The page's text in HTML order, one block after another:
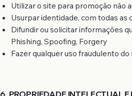
Utilizar o site para promoção não
Usurpar identidade, com todas as
Difundir ou solicitar informações
Phishing, Spoofing, Forgery
Fazer qualquer uso fraudulento do
6. PROPRIEDADE INTELECTUAL E